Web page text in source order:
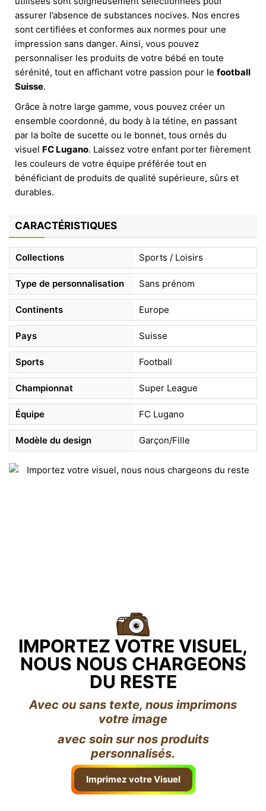
assurer l’absence de substances nocives. Nos encres
sont certifiées et conformes aux normes pour une
impression sans danger. Ainsi, vous pouvez
personnaliser les produits de votre bébé en toute
sérénité, tout en affichant votre passion pour le football
Suisse.
Grâce à notre large gamme, vous pouvez créer un
ensemble coordonné, du body à la tétine, en passant
par la boîte de sucette ou le bonnet, tous ornés du
visuel FC Lugano. Laissez votre enfant porter fièrement
les couleurs de votre équipe préférée tout en
bénéficiant de produits de qualité supérieure, sûrs et
durables.
CARACTÉRISTIQUES
Collections Sports / Loisirs
Type de personnalisation Sans prénom
Continents Europe
Pays Suisse
Sports Football
Championnat Super League
Équipe FC Lugano
Modèle du design Garçon/Fille
IMPORTEZ VOTRE VISUEL,
NOUS NOUS CHARGEONS
DU RESTE
Avec ou sans texte, nous imprimons
votre image
avec soin sur nos produits
personnalisés.
Imprimez votre Visuel